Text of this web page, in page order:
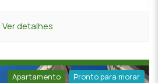
Ver detalhes
Apartamento Pronto para morar